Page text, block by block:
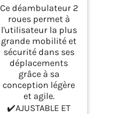
Ce déambulateur 2
roues permet à
l'utilisateur la plus
grande mobilité et
sécurité dans ses
déplacements
grâce à sa
conception légère
et agile.
✔️AJUSTABLE ET